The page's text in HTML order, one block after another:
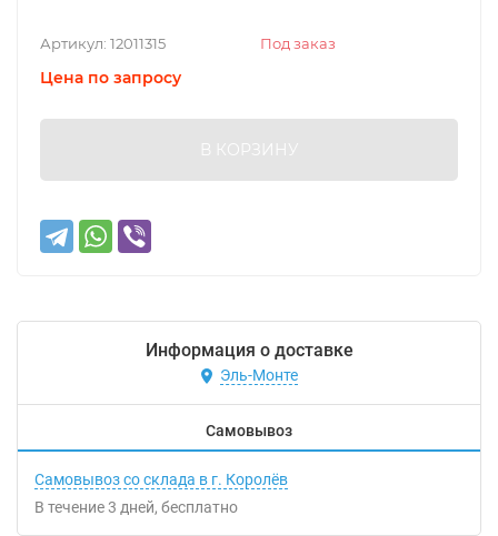
Под заказ
Артикул: 12011315
Цена по запросу
В КОРЗИНУ
Информация о доставке
Эль-Монте
Самовывоз
Самовывоз со склада в г. Королёв
В течение3 дней Бесплатно